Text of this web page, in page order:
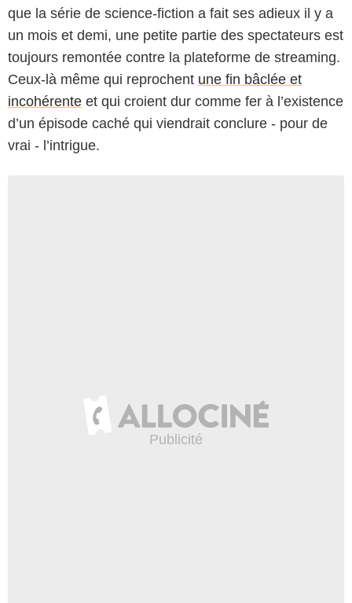
que la série de science-fiction a fait ses adieux il y a
un mois et demi, une petite partie des spectateurs est
toujours remontée contre la plateforme de streaming.
Ceux-là même qui reprochent une fin bâclée et
incohérente et qui croient dur comme fer à l’existence
d’un épisode caché qui viendrait conclure - pour de
vrai - l’intrigue.